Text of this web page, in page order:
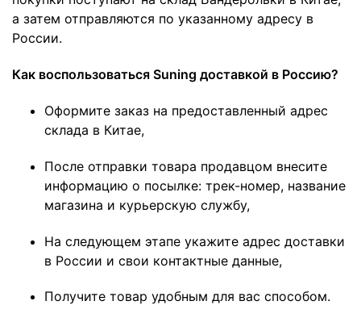
а затем отправляются по указанному адресу в
России.
Как воспользоваться Suning доставкой в Россию?
Оформите заказ на предоставленный адрес
склада в Китае,
После отправки товара продавцом внесите
информацию о посылке: трек-номер, название
магазина и курьерскую службу,
На следующем этапе укажите адрес доставки
в России и свои контактные данные,
Получите товар удобным для вас способом.